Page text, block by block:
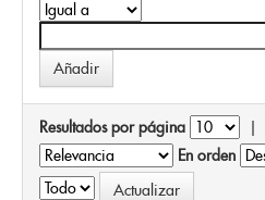
Resultados por página |
En orden